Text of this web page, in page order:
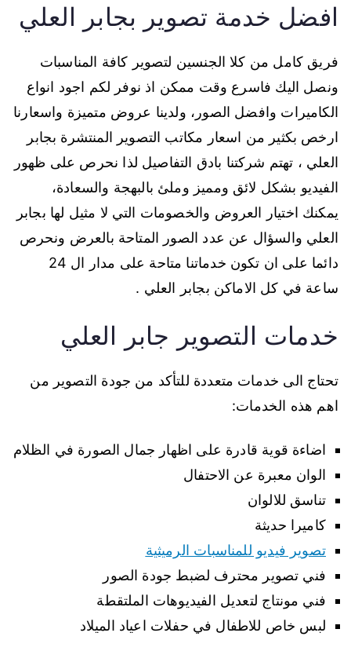
افضل خدمة تصوير بجابر العلي
فريق كامل من كلا الجنسين لتصوير كافة المناسبات
ونصل اليك فاسرع وقت ممكن اذ نوفر لكم اجود انواع
الكاميرات وافضل الصور، ولدينا عروض متميزة واسعارنا
ارخص بكثير من اسعار مكاتب التصوير المنتشرة بجابر
العلي ، تهتم شركتنا بادق التفاصيل لذا نحرص على ظهور
الفيديو بشكل لائق ومميز وملئ بالبهجة والسعادة،
يمكنك اختيار العروض والخصومات التي لا مثيل لها بجابر
العلي والسؤال عن عدد الصور المتاحة بالعرض ونحرص
دائما على ان تكون خدماتنا متاحة على مدار ال 24
ساعة في كل الاماكن بجابر العلي .
خدمات التصوير جابر العلي
تحتاج الى خدمات متعددة للتأكد من جودة التصوير من
اهم هذه الخدمات:
اضاءة قوية قادرة على اظهار جمال الصورة في الظلام
الوان معبرة عن الاحتفال
تناسق للالوان
كاميرا حديثة
تصوير فيديو للمناسبات الرميثية
فني تصوير محترف لضبط جودة الصور
فني مونتاج لتعديل الفيديوهات الملتقطة
لبس خاص للاطفال في حفلات اعياد الميلاد